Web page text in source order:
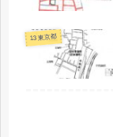
13 東京都